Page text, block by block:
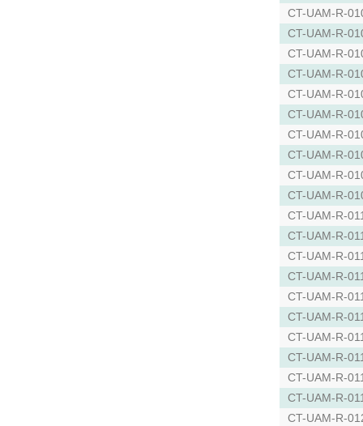
CT-UAM-R-
CT-UAM-R-
CT-UAM-R-
CT-UAM-R-
CT-UAM-R-
CT-UAM-R-
CT-UAM-R-
CT-UAM-R-
CT-UAM-R-
CT-UAM-R-
CT-UAM-R-
CT-UAM-R-
CT-UAM-R-
CT-UAM-R-
CT-UAM-R-
CT-UAM-R-
CT-UAM-R-
CT-UAM-R-
CT-UAM-R-
CT-UAM-R-
CT-UAM-R-